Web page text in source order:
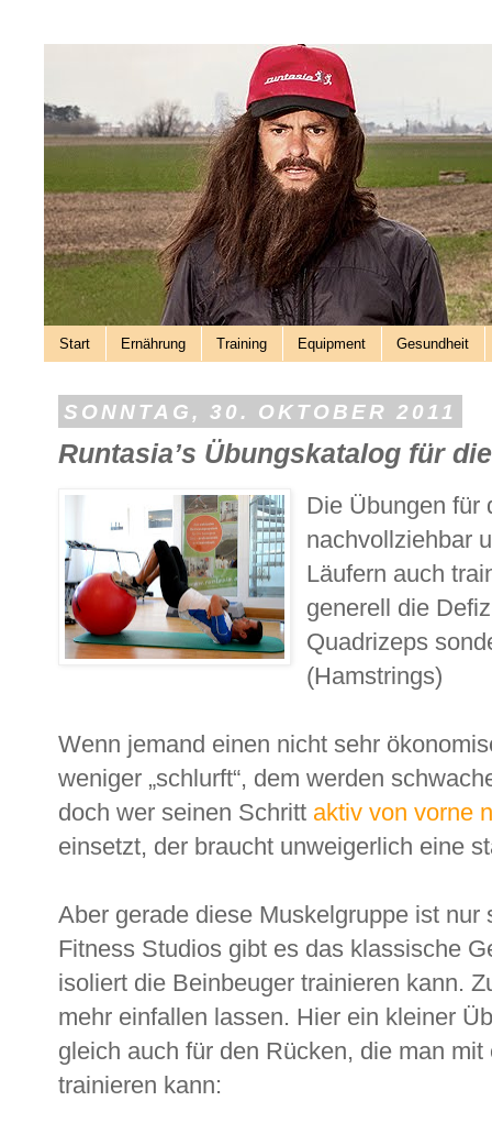
Start Ernährung Training Equipment Gesundheit
SONNTAG, 30. OKTOBER 2011
Runtasia’s Übungskatalog für
Die Übungen für
nachvollziehbar
Läufern auch
generell die
Quadrizeps
(Hamstrings)
Wenn jemand einen nicht sehr
weniger „schlurft“, dem werden
doch wer seinen Schritt aktiv von vorne
einsetzt, der braucht unweigerlich eine
Aber gerade diese Muskelgruppe ist nur
Fitness Studios gibt es das klassische
isoliert die Beinbeuger trainieren kann.
mehr einfallen lassen. Hier ein kleiner
gleich auch für den Rücken, die man
trainieren kann: